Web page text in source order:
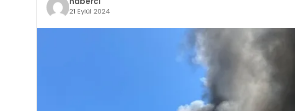
21 Eylül 2024